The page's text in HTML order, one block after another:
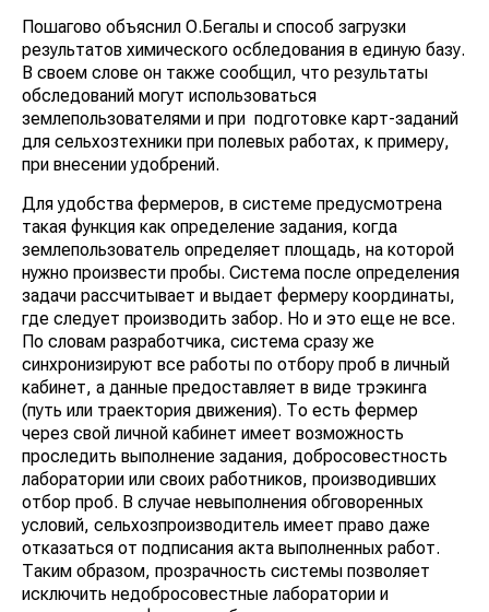
Пошагово объяснил О.Бегалы и способ загрузки
результатов химического осбледования в единую базу.
В своем слове он также сообщил, что результаты
обследований могут использоваться
землепользователями и при подготовке карт-заданий
для сельхозтехники при полевых работах, к примеру,
при внесении удобрений.
Для удобства фермеров, в системе предусмотрена
такая функция как определение задания, когда
землепользователь определяет площадь, на которой
нужно произвести пробы. Система после определения
задачи рассчитывает и выдает фермеру координаты,
где следует производить забор. Но и это еще не все.
По словам разработчика, система сразу же
синхронизируют все работы по отбору проб в личный
кабинет, а данные предоставляет в виде трэкинга
(путь или траектория движения). То есть фермер
через свой личной кабинет имеет возможность
проследить выполнение задания, добросовестность
лаборатории или своих работников, производивших
отбор проб. В случае невыполнения обговоренных
условий, сельхозпроизводитель имеет право даже
отказаться от подписания акта выполненных работ.
Таким образом, прозрачность системы позволяет
исключить недобросовестные лаборатории и